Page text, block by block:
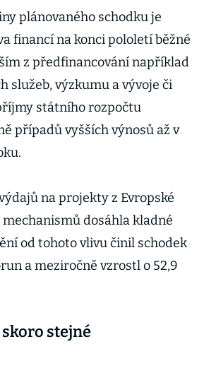
plánovaného schodku je
financí na konci pololetí běžné
z předfinancování například
služeb, výzkumu a vývoje či
státního rozpočtu
případů vyšších výnosů až v
na projekty z Evropské
dosáhla kladné
od tohoto vlivu činil schodek
a meziročně vzrostl o 52,9
stejné